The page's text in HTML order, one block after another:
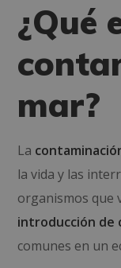
¿Qué
mar?
La
la vida y las
organismos que
introducción de
comunes en un